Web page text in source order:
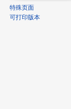
特殊页面
可打印版本